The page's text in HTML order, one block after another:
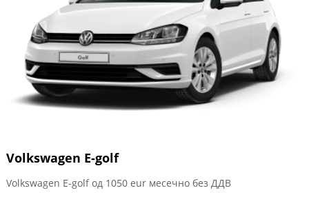
Volkswagen Е-golf
Volkswagen Е-golf од 1050 eur месечно без ДДВ